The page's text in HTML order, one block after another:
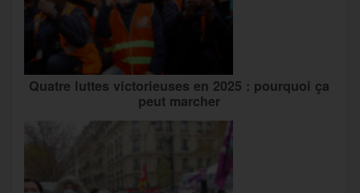
Quatre luttes victorieuses en 2025 : pourquoi ça
peut marcher